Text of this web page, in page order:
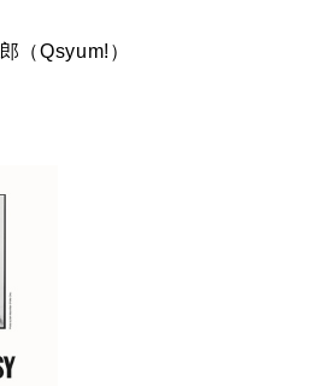
（Qsyum!）